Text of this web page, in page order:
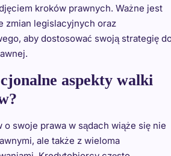
kroków prawnych. Ważne jest
zmian legislacyjnych oraz
aby dostosować swoją strategię
aspekty walki
swoje prawa w sądach wiąże się nie
ale także z wieloma